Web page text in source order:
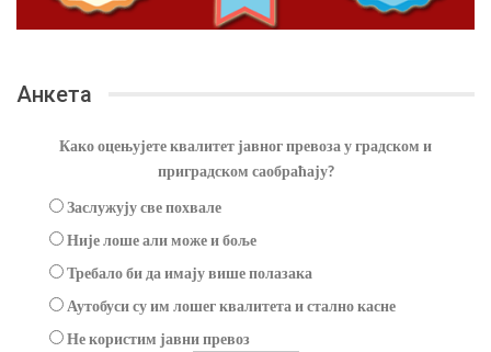
Анкета
Како оцењујете квалитет јавног превоза у градском и
приградском саобраћају?
Заслужују све похвале
Није лоше али може и боље
Требало би да имају више полазака
Аутобуси су им лошег квалитета и стално касне
Не користим јавни превоз